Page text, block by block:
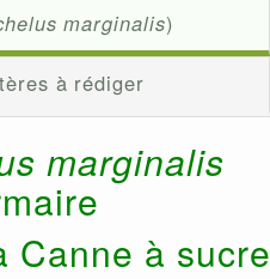
marginalis)
à rédiger
marginalis
Canne à